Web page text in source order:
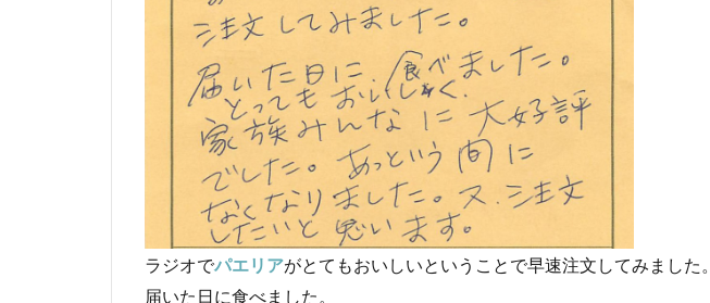
ラジオでパエリアがとてもおいしいということで早速注文してみました。
届いた日に食べました。